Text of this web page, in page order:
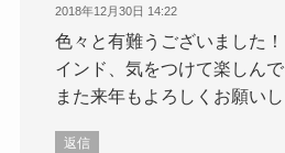
2018年12月30日 14:22
色々と有難うございました！
インド、気をつけて楽しん
また来年もよろしくお願いし
返信